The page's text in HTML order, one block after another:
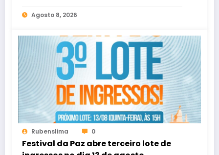
Agosto 8, 2026
Rubenslima 0
Festival da Paz abre terceiro lote de